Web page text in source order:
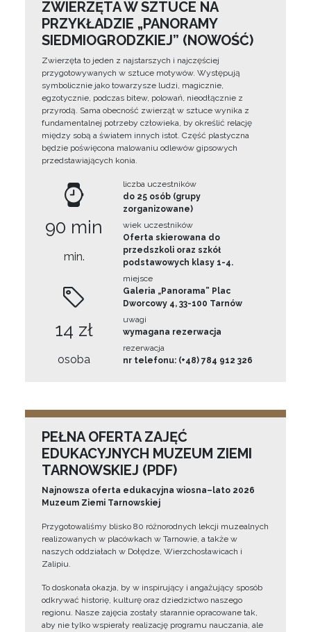
ZWIERZĘTA W SZTUCE NA
PRZYKŁADZIE „PANORAMY
SIEDMIOGRODZKIEJ” (NOWOŚĆ)
Zwierzęta to jeden z najstarszych i najczęściej
przygotowywanych w sztuce motywów. Występują
symbolicznie jako towarzysze ludzi, magicznie,
egzotycznie, podczas bitew, polowań, nieodłącznie z
przyrodą. Sama obecność zwierząt w sztuce wynika z
fundamentalnej potrzeby człowieka, by określić relację
między sobą a światem innych istot. Część plastyczna
będzie poświęcona malowaniu odlewów gipsowych
przedstawiających konia.
90 min
min.
14 zł
osoba
liczba uczestników
do 25 osób (grupy
zorganizowane)
wiek uczestników
Oferta skierowana do
przedszkoli oraz szkół
podstawowych klasy 1-4.
miejsce
Galeria „Panorama” Plac
Dworcowy 4, 33-100 Tarnów
uwagi
wymagana rezerwacja
rezerwacja
nr telefonu: (+48) 784 912 326
PEŁNA OFERTA ZAJĘĆ
EDUKACYJNYCH MUZEUM ZIEMI
TARNOWSKIEJ (PDF)
Najnowsza oferta edukacyjna wiosna–lato 2026
Muzeum Ziemi Tarnowskiej
Przygotowaliśmy blisko 80 różnorodnych lekcji muzealnych
realizowanych w placówkach w Tarnowie, a także w
naszych oddziałach w Dołędze, Wierzchosławicach i
Zalipiu.
To doskonała okazja, by w inspirujący i angażujący sposób
odkrywać historię, kulturę oraz dziedzictwo naszego
regionu. Nasze zajęcia zostały starannie opracowane tak,
aby nie tylko wspierały realizację programu nauczania, ale